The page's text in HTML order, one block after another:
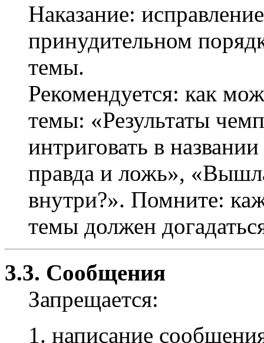
Наказание:
принудительном
темы.
Рекомендуется: как
темы: «Результаты
интриговать в
правда и ложь»,
внутри?». Помните:
темы должен
3.3. Сообщения
Запрещается:
написание